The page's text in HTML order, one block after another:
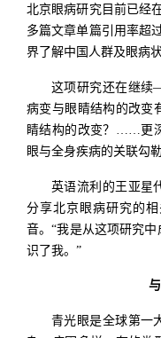
北京眼病研究目前已经
多篇文章单篇引用率超
界了解中国人群及眼病
这项研究还在继
病变与眼睛结构的改变
睛结构的改变？……更
眼与全身疾病的关联勾
英语流利的王亚星
分享北京眼病研究的
音。“我是从这项研究
识了我。”
青光眼是全球第一